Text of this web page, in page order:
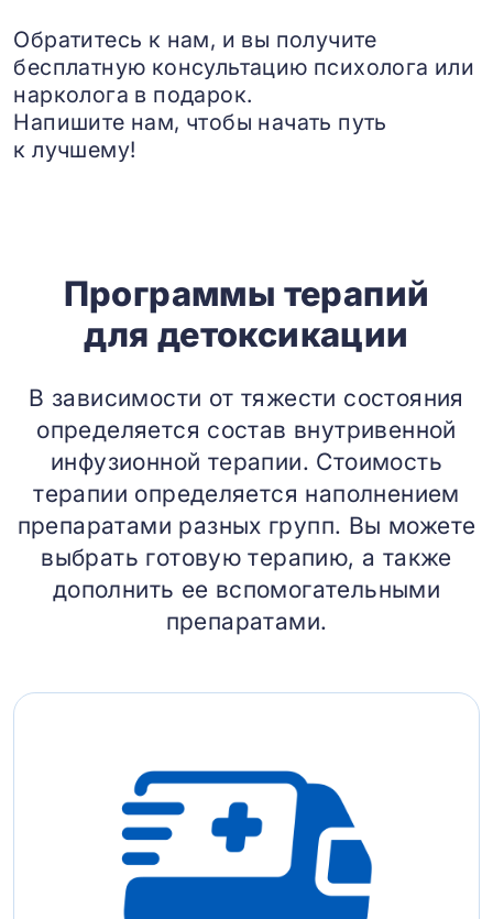
Обратитесь к нам, и вы получите
бесплатную консультацию психолога или
нарколога в подарок.
Напишите нам, чтобы начать путь
к лучшему!
Программы терапий
для детоксикации
В зависимости от тяжести состояния
определяется состав внутривенной
инфузионной терапии. Стоимость
терапии определяется наполнением
препаратами разных групп. Вы можете
выбрать готовую терапию, а также
дополнить ее вспомогательными
препаратами.